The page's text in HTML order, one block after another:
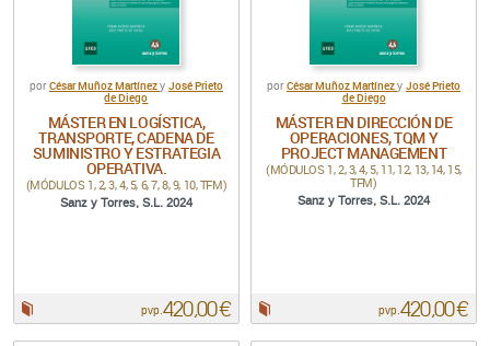
por César Muñoz Martínezy José Prieto
de Diego
MÁSTER EN LOGÍSTICA,
TRANSPORTE, CADENA DE
SUMINISTRO Y ESTRATEGIA
OPERATIVA.
(MÓDULOS 1, 2, 3, 4, 5, 6, 7, 8, 9, 10, TFM)
Sanz y Torres, S.L. 2024
pvp.420,00 €
por César Muñoz Martínezy José Prieto
de Diego
MÁSTER EN DIRECCIÓN DE
OPERACIONES, TQM Y
PROJECT MANAGEMENT
(MÓDULOS 1, 2, 3, 4, 5, 11, 12, 13, 14, 15,
TFM)
Sanz y Torres, S.L. 2024
pvp.420,00 €